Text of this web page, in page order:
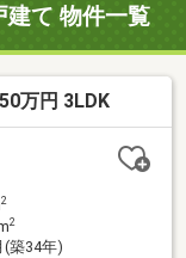
建て 物件一覧
万円 3LDK
2
2
(築34年)